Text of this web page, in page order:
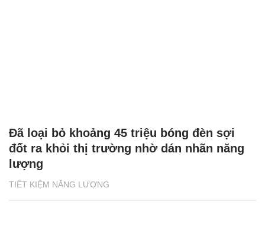
TIẾT KIỆM NĂNG LƯỢNG
Đã loại bỏ khoảng 45 triệu bóng đèn sợi
đốt ra khỏi thị trường nhờ dán nhãn năng
lượng